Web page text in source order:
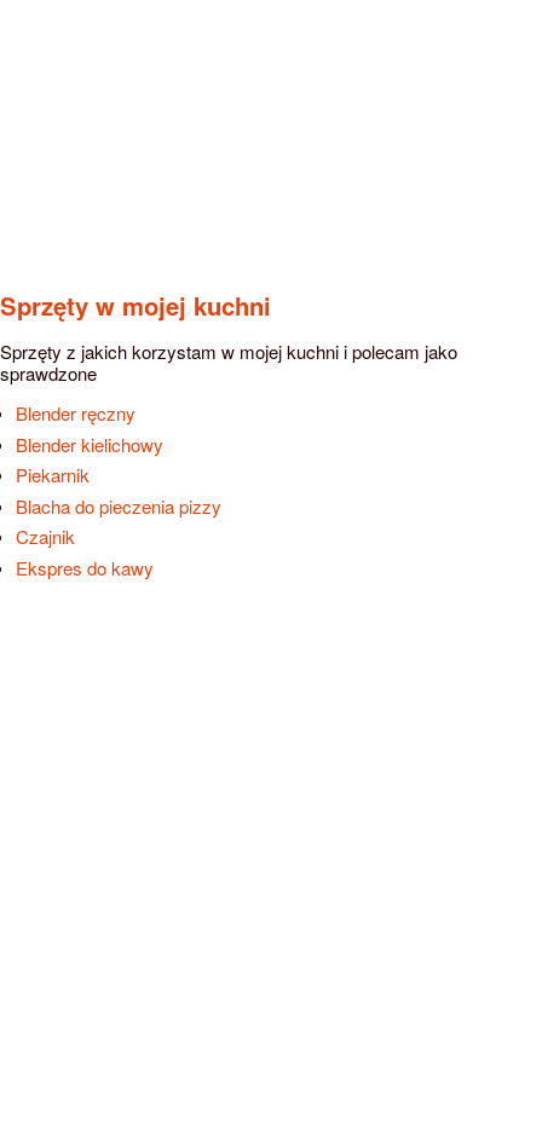
Sprzęty w mojej kuchni
Sprzęty z jakich korzystam w mojej kuchni i polecam jako
sprawdzone
Blender ręczny
Blender kielichowy
Piekarnik
Blacha do pieczenia pizzy
Czajnik
Ekspres do kawy